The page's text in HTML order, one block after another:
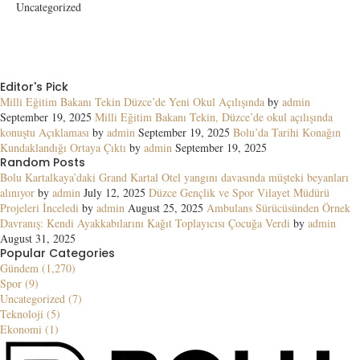
Uncategorized
Editor's Pick
Milli Eğitim Bakanı Tekin Düzce’de Yeni Okul Açılışında by admin
September 19, 2025 Milli Eğitim Bakanı Tekin, Düzce’de okul açılışında
konuştu Açıklaması by admin September 19, 2025 Bolu’da Tarihi Konağın
Kundaklandığı Ortaya Çıktı by admin September 19, 2025
Random Posts
Bolu Kartalkaya’daki Grand Kartal Otel yangını davasında müşteki beyanları
alınıyor by admin July 12, 2025 Düzce Gençlik ve Spor Vilayet Müdürü
Projeleri İnceledi by admin August 25, 2025 Ambulans Sürücüsünden Örnek
Davranış: Kendi Ayakkabılarını Kağıt Toplayıcısı Çocuğa Verdi by admin
August 31, 2025
Popular Categories
Gündem (1,270)
Spor (9)
Uncategorized (7)
Teknoloji (5)
Ekonomi (1)